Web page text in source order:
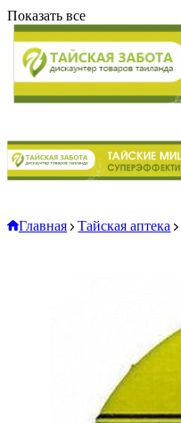
Показать все
Главная Тайская аптека